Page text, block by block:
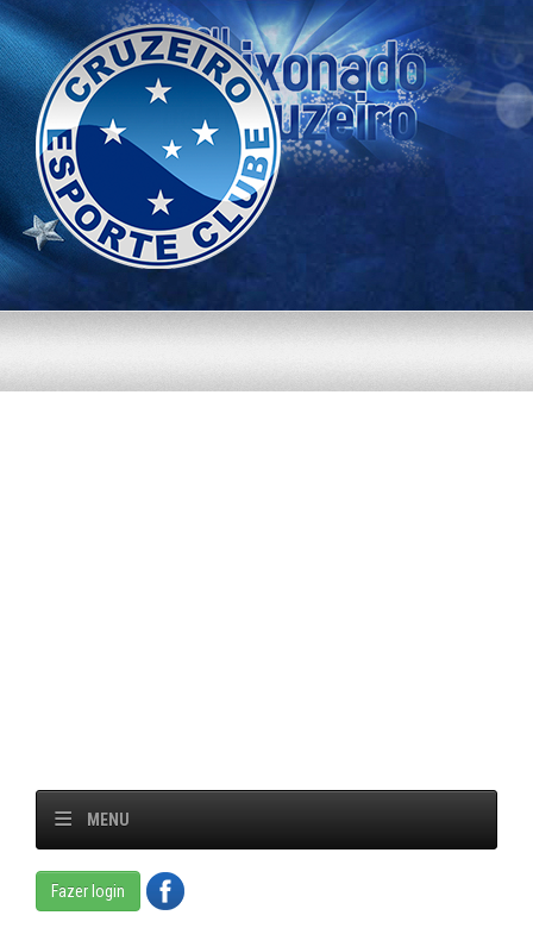
MENU
Fazer login